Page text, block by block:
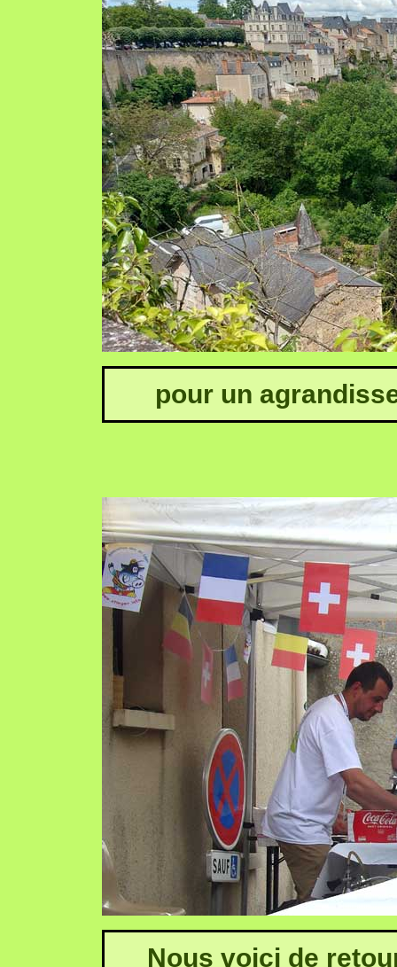
pour un
Nous voici de